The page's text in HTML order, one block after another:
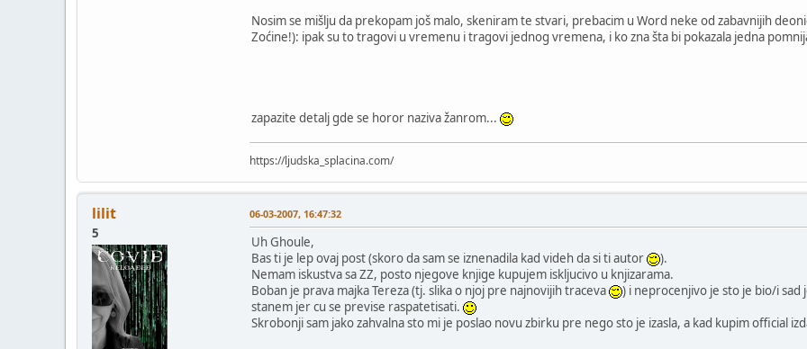
Nosim se mišlju da prekopam još malo, skeniram te stvari, prebacim u Word neke od zabavnijih
Zoćine!): ipak su to tragovi u vremenu i tragovi jednog vremena, i ko zna šta bi pokazala jedna
zapazite detalj gde se horor naziva žanrom...
https://ljudska_splacina.com/
lilit
5
06-03-2007, 16:47:32
Uh Ghoule,
Bas ti je lep ovaj post (skoro da sam se iznenadila kad videh da si ti autor
).
Nemam iskustva sa ZZ, posto njegove knjige kupujem iskljucivo u knjizarama.
Boban je prava majka Tereza (tj. slika o njoj pre najnovijih traceva
) i neprocenjivo je sto je bio/i sad
stanem jer cu se previse raspatetisati.
Skrobonji sam jako zahvalna sto mi je poslao novu zbirku pre nego sto je izasla, a kad kupim official